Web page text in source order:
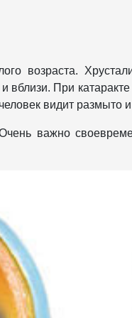
возраста.
вблизи. При
видит размыто и
важно